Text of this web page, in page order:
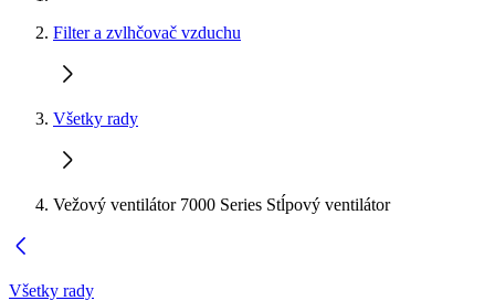
Filter a zvlhčovač vzduchu
Všetky rady
Vežový ventilátor 7000 Series Stĺpový ventilátor
Všetky rady